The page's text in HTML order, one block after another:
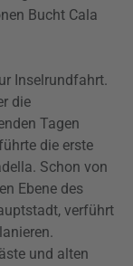
Bucht Cala
Inselrundfahrt.
die
Tagen
die erste
Schon von
Ebene des
verführt
und alten